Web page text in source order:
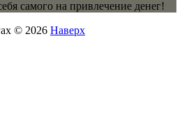
самого на привлечение денег!
© 2026 Наверх